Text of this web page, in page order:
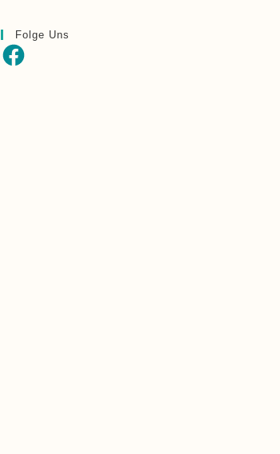
Folge Uns